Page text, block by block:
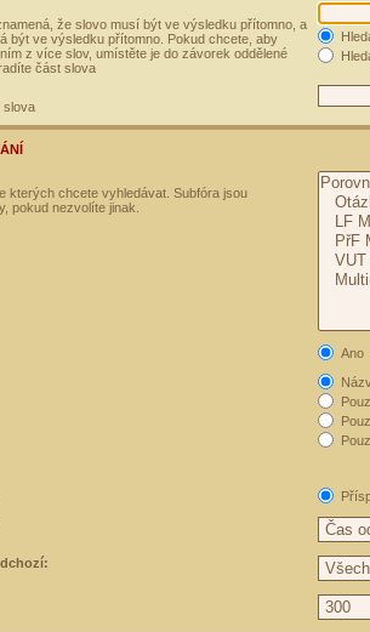
že slovo musí být ve výsledku přítomno, a
být ve výsledku přítomno. Pokud chcete, aby
z více slov, umístěte je do závorek oddělené
část slova
slova
kterých chcete vyhledávat. Subfóra jsou
pokud nezvolíte jinak.
Ano